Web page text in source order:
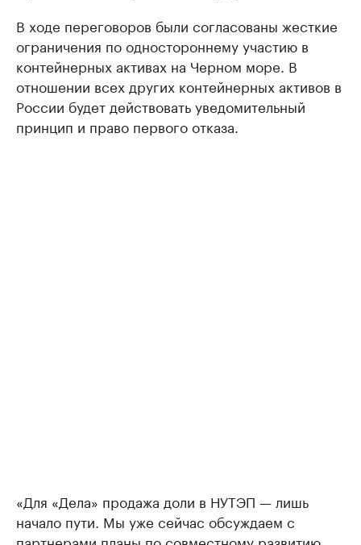
В ходе переговоров были согласованы жесткие
ограничения по одностороннему участию в
контейнерных активах на Черном море. В
отношении всех других контейнерных активов в
России будет действовать уведомительный
принцип и право первого отказа.
«Для «Дела» продажа доли в НУТЭП — лишь
начало пути. Мы уже сейчас обсуждаем с